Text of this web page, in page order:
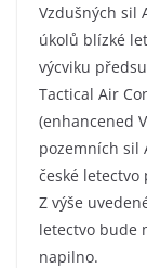
Vzdušných sil
úkolů blízké
výcviku
Tactical Air
(enhancened
pozemních sil
české
Z výše
letectvo bude
napilno.